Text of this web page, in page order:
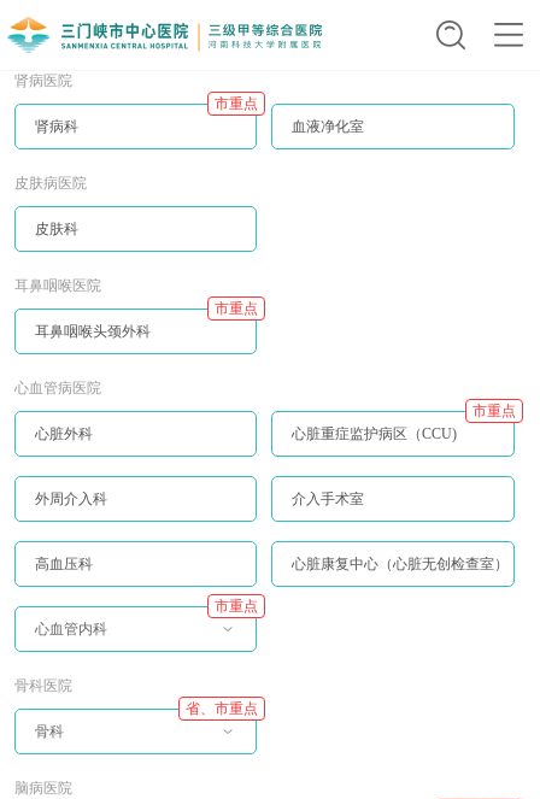
肾病医院
肾病科
市重点
血液净化室
皮肤病医院
皮肤科
耳鼻咽喉医院
耳鼻咽喉头颈外科
市重点
心血管病医院
心脏外科 心脏重症监护病区（CCU)
市重点
外周介入科 介入手术室
高血压科 心脏康复中心（心脏无创检查室）
心血管内科
市重点
骨科医院
骨科
省、市重点
脑病医院